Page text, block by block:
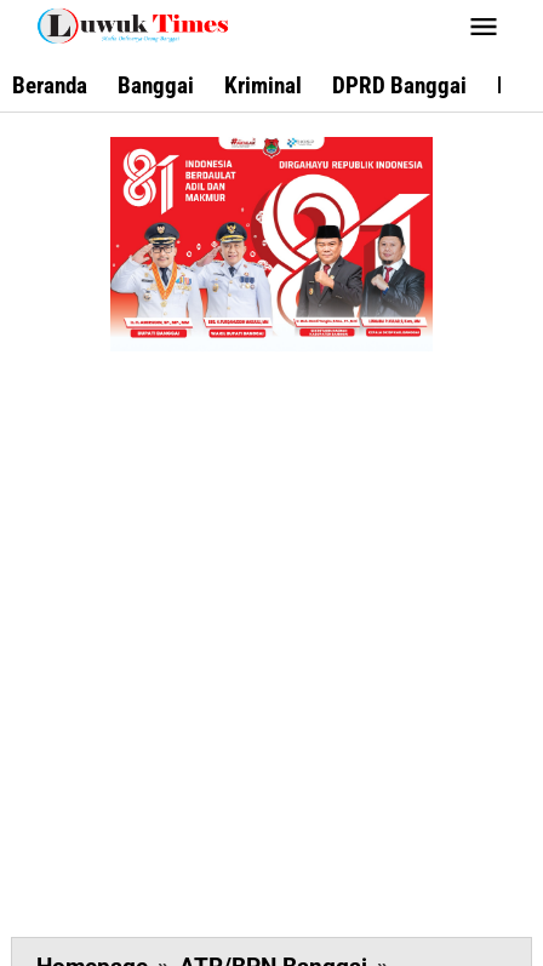
Lewati
konten
Beranda Banggai Kriminal DPRD Banggai